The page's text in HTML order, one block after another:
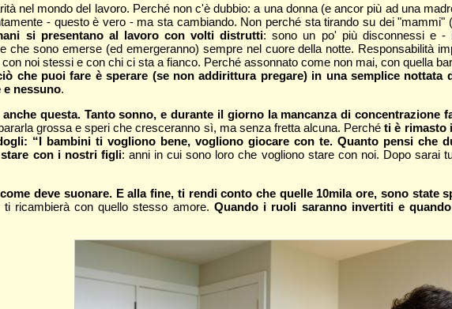
nel mondo del lavoro. Perché non c'è dubbio: a una donna (e ancor più ad una
- questo è vero - ma sta cambiando. Non perché sta tirando su dei "mammi"
si presentano al lavoro con volti distrutti: sono un po' più disconnessi e -
che sono emerse (ed emergeranno) sempre nel cuore della notte. Responsabilità
noi stessi e con chi ci sta a fianco. Perché assonnato come non mai, con quella
che puoi fare è sperare (se non addirittura pregare) in una semplice
e nessuno.
questa. Tanto sonno, e durante il giorno la mancanza di concentrazione
grossa e speri che cresceranno sì, ma senza fretta alcuna. Perchéti è rimasto
“I bambini ti vogliono bene, vogliono giocare con te. Quanto pensi che
con i nostri figli: anni in cui sono loro che vogliono stare con noi. Dopo sarai
deve suonare. E alla fine, ti rendi conto che quelle 10mila ore, sono state
ricambierà con quello stesso amore. Quando i ruoli saranno invertiti e